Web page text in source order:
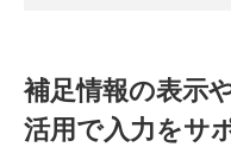
補足情報の表示
活用で入力をサ